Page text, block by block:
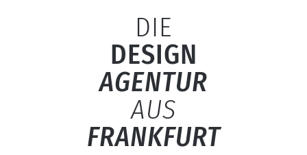
DIE
DESIGN
AGENTUR
AUS
FRANKFURT